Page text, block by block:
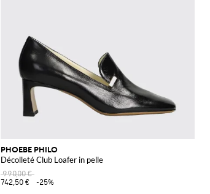
PHOEBE PHILO
Décolleté Club Loafer in pelle
990,00 €
742,50 €
-25%